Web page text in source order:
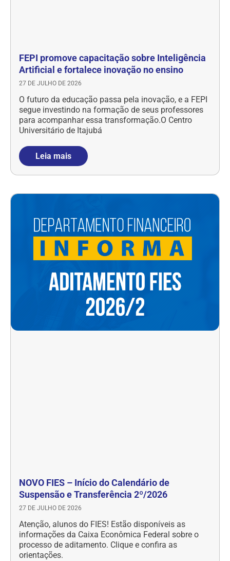
FEPI promove capacitação sobre Inteligência
Artificial e fortalece inovação no ensino
27 DE JULHO DE 2026
O futuro da educação passa pela inovação, e a FEPI
segue investindo na formação de seus professores
para acompanhar essa transformação.O Centro
Universitário de Itajubá
Leia mais
NOVO FIES – Início do Calendário de
Suspensão e Transferência 2º/2026
27 DE JULHO DE 2026
Atenção, alunos do FIES! Estão disponíveis as
informações da Caixa Econômica Federal sobre o
processo de aditamento. Clique e confira as
orientações.